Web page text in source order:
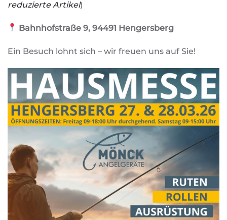
reduzierte Artikel)
Bahnhofstraße 9, 94491 Hengersberg
Ein Besuch lohnt sich – wir freuen uns auf Sie!